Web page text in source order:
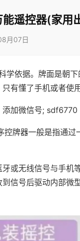
遥控器(家用
月07日
学依据。牌面是朝
有懂了手机或者使用
加微信号; sdf6770
牌器一般是指通过
或无线信号与手机
信号后驱动内部微